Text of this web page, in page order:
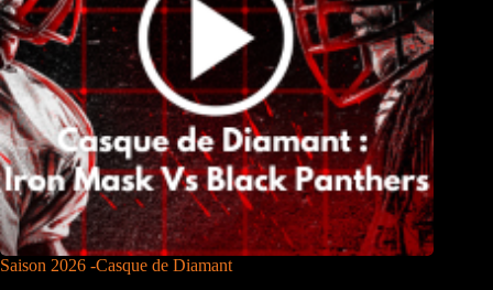
Saison 2026 -Casque de Diamant